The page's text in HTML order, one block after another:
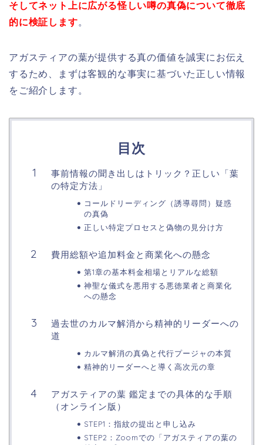
そしてネット上に広がる怪しい噂の真偽について徹底
的に検証します。
アガスティアの葉が提供する真の価値を誠実にお伝え
するため、まずは客観的な事実に基づいた正しい情報
をご紹介します。
目次
事前情報の聞き出しはトリック？正しい「葉
の特定方法」
コールドリーディング（誘導尋問）疑惑
の真偽
正しい特定プロセスと偽物の見分け方
費用総額や追加料金と商業化への懸念
第1章の基本料金相場とリアルな総額
神聖な儀式を悪用する悪徳業者と商業化
への懸念
過去世のカルマ解消から精神的リーダーへの
道
カルマ解消の真偽と代行プージャの本質
精神的リーダーへと導く高次元の章
アガスティアの葉 鑑定までの具体的な手順
（オンライン版）
STEP1：指紋の提出と申し込み
STEP2：Zoomでの「アガスティアの葉の